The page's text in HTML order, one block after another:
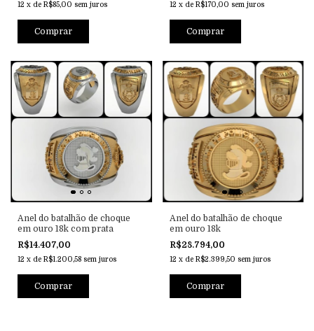
12 x de R$85,00 sem juros
Comprar
12 x de R$170,00 sem juros
Comprar
Anel do batalhão de choque
em ouro 18k com prata
R$14.407,00
12 x de R$1.200,58 sem juros
Comprar
Anel do batalhão de choque
em ouro 18k
R$28.794,00
12 x de R$2.399,50 sem juros
Comprar